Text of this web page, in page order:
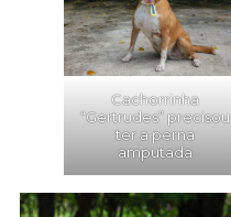
Cachorrinha
“Gertrudes” precisou
ter a perna
amputada